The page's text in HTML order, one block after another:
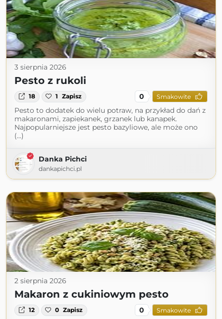
3 sierpnia 2026
Pesto z rukoli
18 1 Zapisz 0 Smakowite
Pesto to dodatek do wielu potraw, na przykład do dań z
makaronami, zapiekanek, grzanek lub kanapek.
Najpopularniejsze jest pesto bazyliowe, ale może ono
(...)
Danka Pichci
dankapichci.pl
2 sierpnia 2026
Makaron z cukiniowym pesto
12 0 Zapisz 0 Smakowite